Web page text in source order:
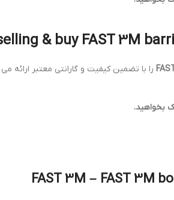
را با تضمین کیفیت و گارانتی معتبر